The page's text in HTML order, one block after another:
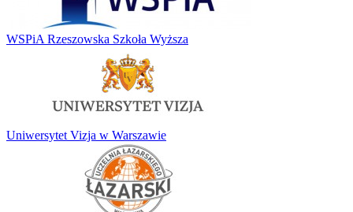
WSPiA Rzeszowska Szkoła Wyższa
Uniwersytet Vizja w Warszawie